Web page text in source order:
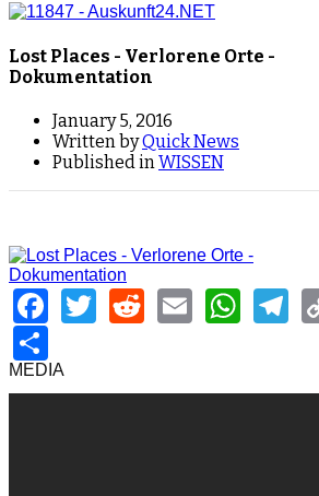
Lost Places - Verlorene Orte -
Dokumentation
January 5, 2016
Written byQuick News
Published inWISSEN
Facebook
TwitterRedditEmail
MEDIA